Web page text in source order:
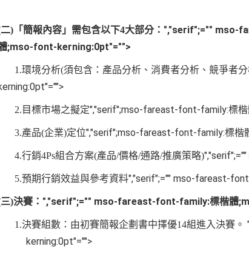
二) 「簡報內容」需包含以下4大部分： ","serif";="" mso-
;mso-font-kerning:0pt"="">
1.環境分析(須包含：產品分析、消費者分析、競爭者
2. 目標市場之擬定","serif";mso-fareast-font-family:標
3.產品(企業)定位","serif";mso-fareast-font-family:標楷
4.行銷4Ps組合方案(產品/價格/通路/推廣策略)
5.預期行銷效益與參考資料","serif";="" mso-fareast-
三)決賽： ","serif";="" mso-fareast-font-family:標楷體
1.決賽組數：由初賽簡報企劃書中擇優14組進入決賽。
kerning:0pt"="">